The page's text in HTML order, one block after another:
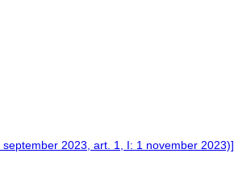
2023, art. 1, I: 1 november 2023)]